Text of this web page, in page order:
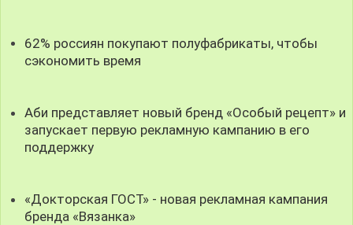
62% россиян покупают полуфабрикаты, чтобы
сэкономить время
Аби представляет новый бренд «Особый рецепт» и
запускает первую рекламную кампанию в его
поддержку
«Докторская ГОСТ» - новая рекламная кампания
бренда «Вязанка»